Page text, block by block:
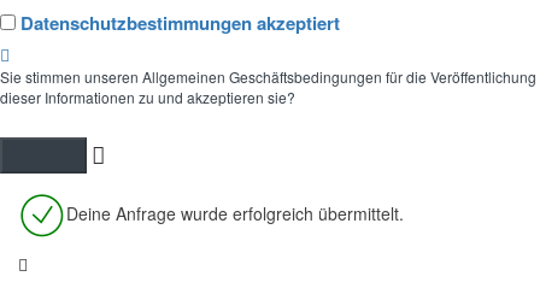
Datenschutzbestimmungen akzeptiert
Sie stimmen unseren Allgemeinen Geschäftsbedingungen für die Veröffentlichung
dieser Informationen zu und akzeptieren sie?
Deine Anfrage wurde erfolgreich übermittelt.